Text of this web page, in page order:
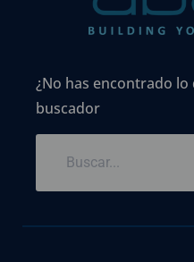
¿No has encontrado lo
buscador